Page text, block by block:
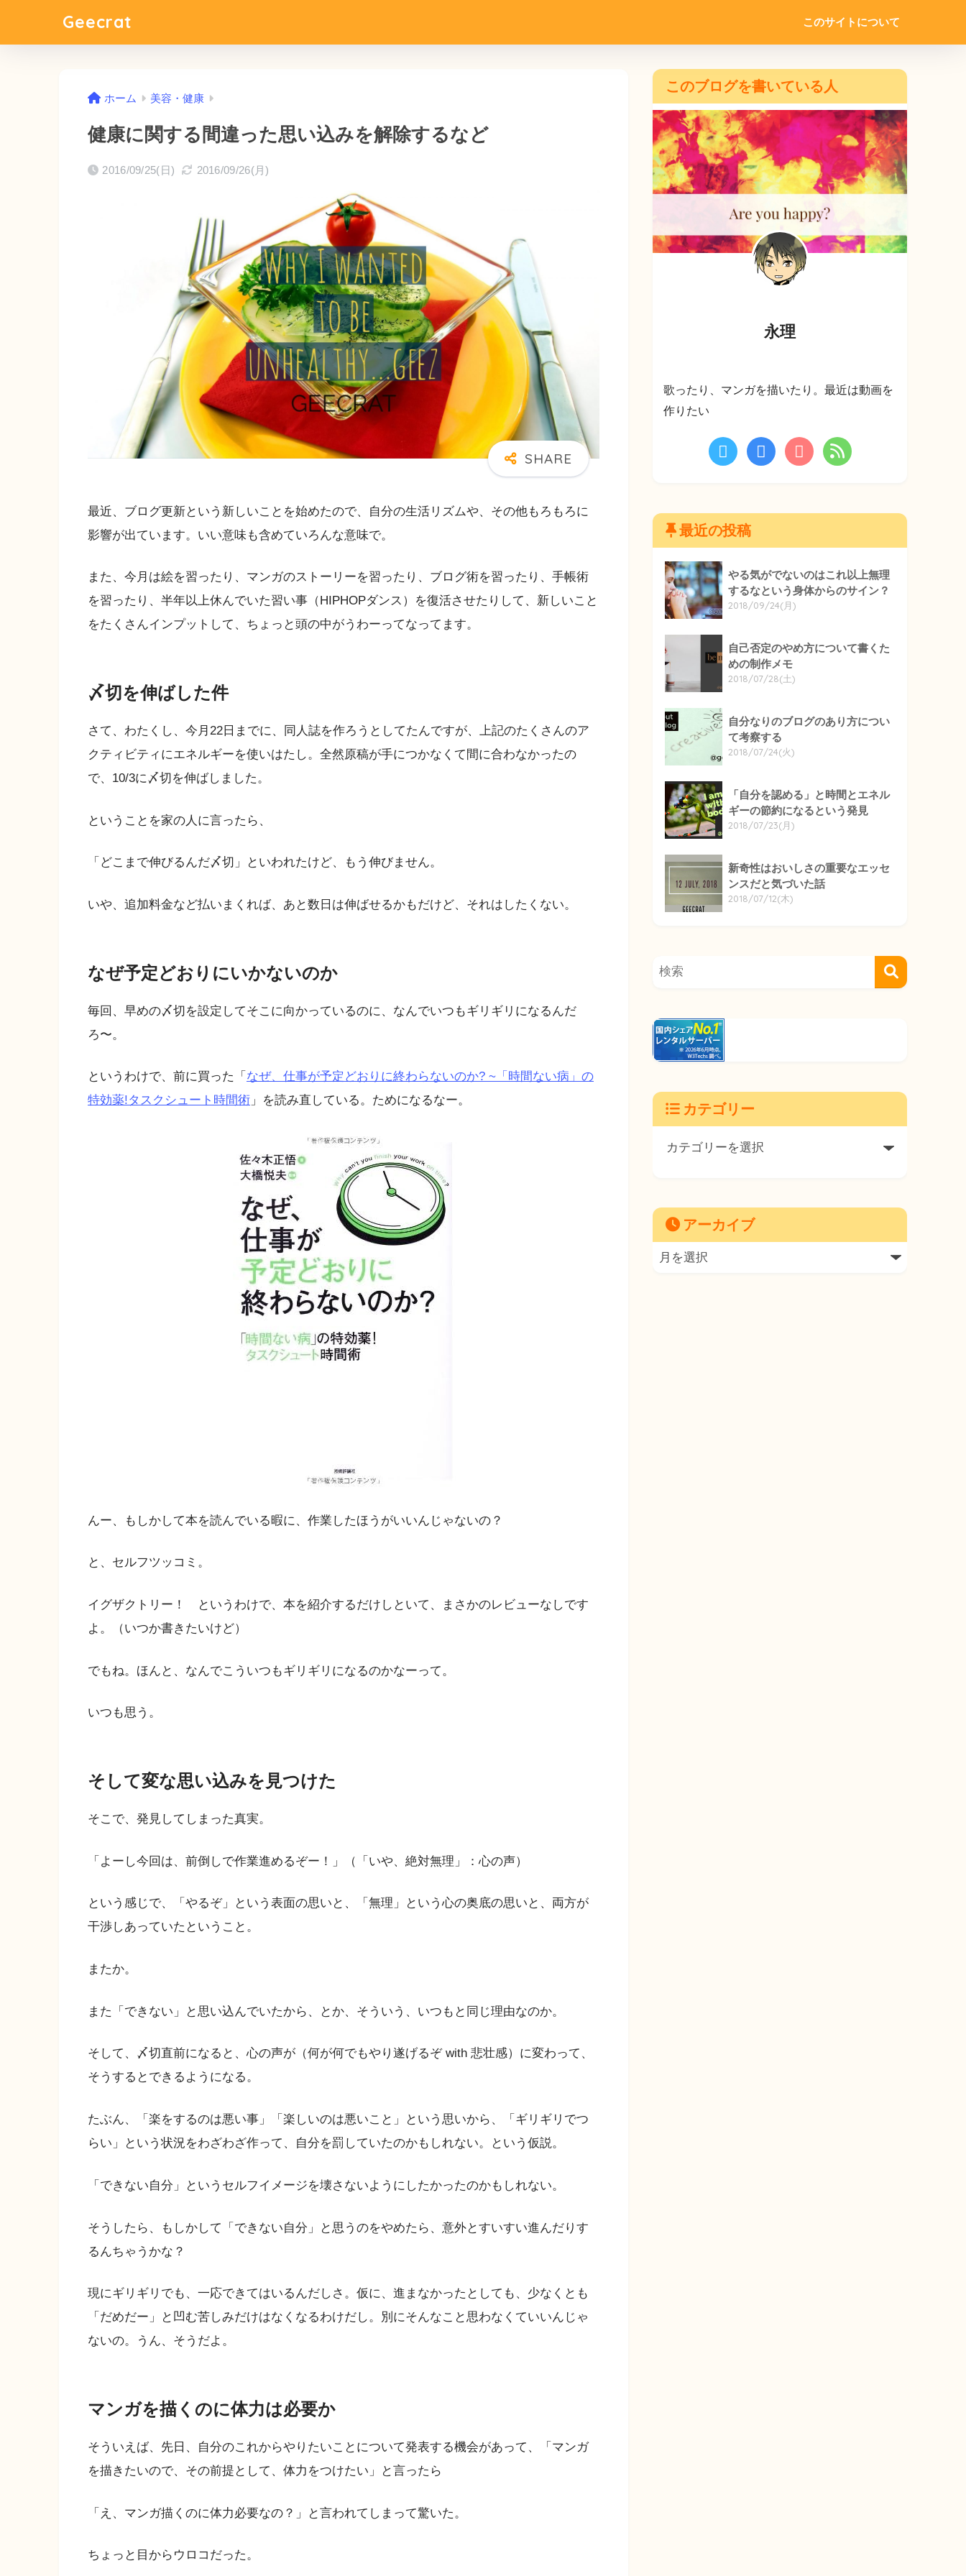
Geecrat このサイトについて
ホーム 美容・健康
健康に関する間違った思い込みを解除するなど
2016/09/25(日) 2016/09/26(月)
最近、ブログ更新という新しいことを始めたので、自分の生活リズムや、その他もろもろに
影響が出ています。いい意味も含めていろんな意味で。
また、今月は絵を習ったり、マンガのストーリーを習ったり、ブログ術を習ったり、手帳術
を習ったり、半年以上休んでいた習い事（HIPHOPダンス）を復活させたりして、新しいこと
をたくさんインプットして、ちょっと頭の中がうわーってなってます。
〆切を伸ばした件
さて、わたくし、今月22日までに、同人誌を作ろうとしてたんですが、上記のたくさんのア
クティビティにエネルギーを使いはたし。全然原稿が手につかなくて間に合わなかったの
で、10/3に〆切を伸ばしました。
ということを家の人に言ったら、
「どこまで伸びるんだ〆切」といわれたけど、もう伸びません。
いや、追加料金など払いまくれば、あと数日は伸ばせるかもだけど、それはしたくない。
なぜ予定どおりにいかないのか
毎回、早めの〆切を設定してそこに向かっているのに、なんでいつもギリギリになるんだ
ろ〜。
というわけで、前に買った「 なぜ、仕事が予定どおりに終わらないのか? ~「時間ない病」の
特効薬!タスクシュート時間術 」を読み直している。ためになるなー。
んー、もしかして本を読んでいる暇に、作業したほうがいいんじゃないの？
と、セルフツッコミ。
イグザクトリー！ というわけで、本を紹介するだけしといて、まさかのレビューなしです
よ。（いつか書きたいけど）
でもね。ほんと、なんでこういつもギリギリになるのかなーって。
いつも思う。
そして変な思い込みを見つけた
そこで、発見してしまった真実。
「よーし今回は、前倒しで作業進めるぞー！」（「いや、絶対無理」：心の声）
という感じで、「やるぞ」という表面の思いと、「無理」という心の奥底の思いと、両方が
干渉しあっていたということ。
またか。
また「できない」と思い込んでいたから、とか、そういう、いつもと同じ理由なのか。
そして、〆切直前になると、心の声が（何が何でもやり遂げるぞ with 悲壮感）に変わって、
そうするとできるようになる。
たぶん、「楽をするのは悪い事」「楽しいのは悪いこと」という思いから、「ギリギリでつ
らい」という状況をわざわざ作って、自分を罰していたのかもしれない。という仮説。
「できない自分」というセルフイメージを壊さないようにしたかったのかもしれない。
そうしたら、もしかして「できない自分」と思うのをやめたら、意外とすいすい進んだりす
るんちゃうかな？
現にギリギリでも、一応できてはいるんだしさ。仮に、進まなかったとしても、少なくとも
「だめだー」と凹む苦しみだけはなくなるわけだし。別にそんなこと思わなくていいんじゃ
ないの。うん、そうだよ。
マンガを描くのに体力は必要か
そういえば、先日、自分のこれからやりたいことについて発表する機会があって、「マンガ
を描きたいので、その前提として、体力をつけたい」と言ったら
「え、マンガ描くのに体力必要なの？」と言われてしまって驚いた。
ちょっと目からウロコだった。
このブログを書いている人
永理
歌ったり、マンガを描いたり。最近は動画を
作りたい
最近の投稿
やる気がでないのはこれ以上無理
するなという身体からのサイン？
2018/09/24(月)
自己否定のやめ方について書くた
めの制作メモ
2018/07/28(土)
自分なりのブログのあり方につい
て考察する
2018/07/24(火)
「自分を認める」と時間とエネル
ギーの節約になるという発見
2018/07/23(月)
新奇性はおいしさの重要なエッセ
ンスだと気づいた話
2018/07/12(木)
カテゴリー
アーカイブ